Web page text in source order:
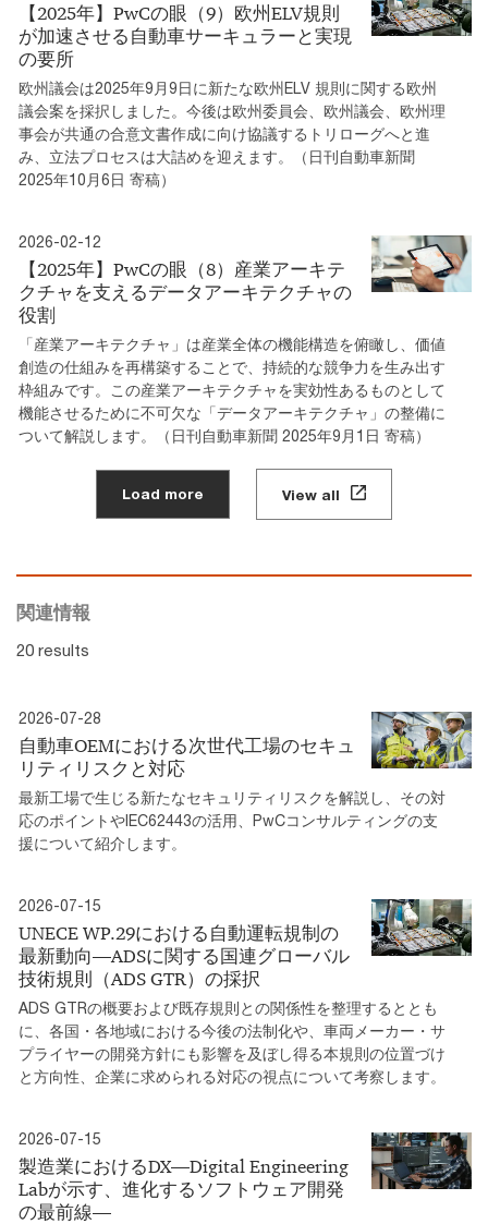
【2025年】PwCの眼（9）欧州ELV規則
が加速させる自動車サーキュラーと実現
の要所
欧州議会は2025年9月9日に新たな欧州ELV 規則に関する欧州
議会案を採択しました。今後は欧州委員会、欧州議会、欧州理
事会が共通の合意文書作成に向け協議するトリローグへと進
み、立法プロセスは大詰めを迎えます。（日刊自動車新聞
2025年10月6日 寄稿）
2026-02-12
【2025年】PwCの眼（8）産業アーキテ
クチャを支えるデータアーキテクチャの
役割
「産業アーキテクチャ」は産業全体の機能構造を俯瞰し、価値
創造の仕組みを再構築することで、持続的な競争力を生み出す
枠組みです。この産業アーキテクチャを実効性あるものとして
機能させるために不可欠な「データアーキテクチャ」の整備に
ついて解説します。（日刊自動車新聞 2025年9月1日 寄稿）
Load more View all
関連情報
20 results
2026-07-28
自動車OEMにおける次世代工場のセキュ
リティリスクと対応
最新工場で生じる新たなセキュリティリスクを解説し、その対
応のポイントやIEC62443の活用、PwCコンサルティングの支
援について紹介します。
2026-07-15
UNECE WP.29における自動運転規制の
最新動向―ADSに関する国連グローバル
技術規則（ADS GTR）の採択
ADS GTRの概要および既存規則との関係性を整理するととも
に、各国・各地域における今後の法制化や、車両メーカー・サ
プライヤーの開発方針にも影響を及ぼし得る本規則の位置づけ
と方向性、企業に求められる対応の視点について考察します。
2026-07-15
製造業におけるDX―Digital Engineering
Labが示す、進化するソフトウェア開発
の最前線―